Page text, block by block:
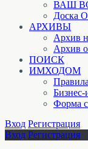
ВАШ
Доска
АРХИВЫ
Архив
Архив
ПОИСК
ИМХОДОМ
Бизнес-
Форма
Вход Регистрация
Вход Регистрация